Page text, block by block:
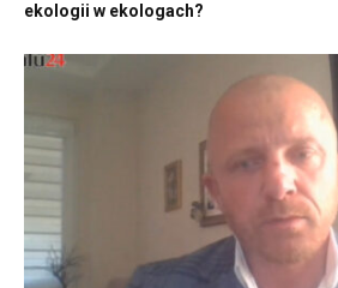
ekologii w ekologach?